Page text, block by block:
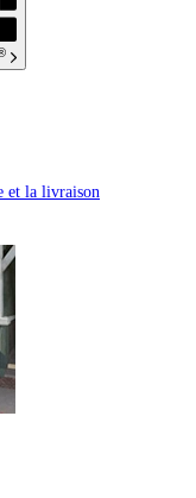
et la livraison